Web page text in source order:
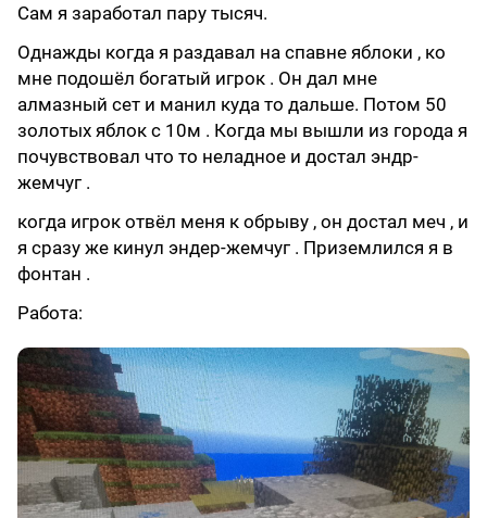
Сам я заработал пару тысяч.
Однажды когда я раздавал на спавне яблоки , ко
мне подошёл богатый игрок . Он дал мне
алмазный сет и манил куда то дальше. Потом 50
золотых яблок с 10м . Когда мы вышли из города я
почувствовал что то неладное и достал эндр-
жемчуг .
когда игрок отвёл меня к обрыву , он достал меч , и
я сразу же кинул эндер-жемчуг . Приземлился я в
фонтан .
Работа: